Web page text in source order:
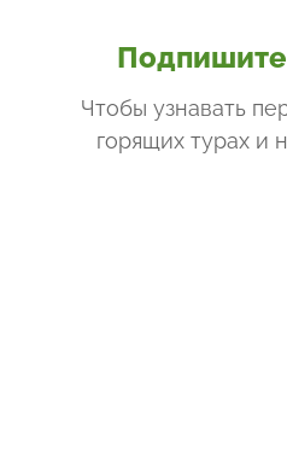
Чтобы узнавать
горящих турах и